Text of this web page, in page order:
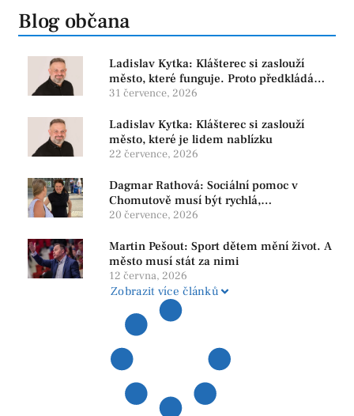
Blog občana
Ladislav Kytka: Klášterec si zaslouží
město, které funguje. Proto předkládáme
program, který řeší skutečné problémy
31 července, 2026
Ladislav Kytka: Klášterec si zaslouží
město, které je lidem nablízku
22 července, 2026
Dagmar Rathová: Sociální pomoc v
Chomutově musí být rychlá,
srozumitelná a férová. Ne udržovat lidi v
20 července, 2026
Martin Pešout: Sport dětem mění život. A
město musí stát za nimi
12 června, 2026
Zobrazit více článků